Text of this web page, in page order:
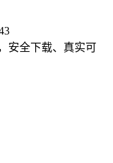
安全下载、真实可